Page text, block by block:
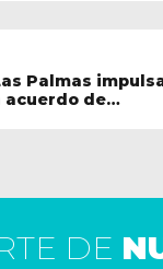
Palmas
acuerdo de
DE